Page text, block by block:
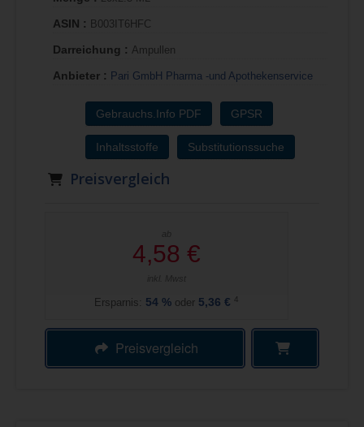
ASIN : B003IT6HFC
Darreichung : Ampullen
Anbieter : Pari GmbH Pharma -und Apothekenservice
Gebrauchs.Info PDF GPSR
Inhaltsstoffe Substitutionssuche
Preisvergleich
ab
4,58 €
inkl. Mwst
Ersparnis: 54 % oder 5,36 € 4
Preisvergleich